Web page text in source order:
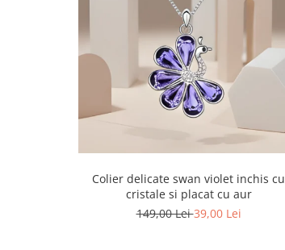
Colier delicate swan violet inchis cu
cristale si placat cu aur
149,00 Lei39,00 Lei